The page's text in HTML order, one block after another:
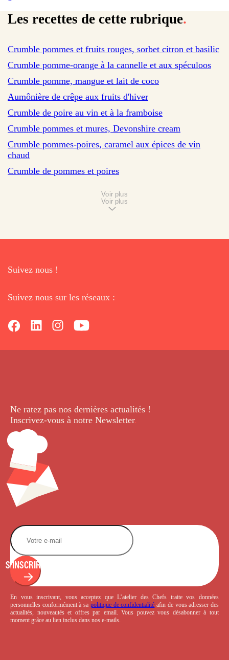
Les recettes de cette rubrique.
Crumble pommes et fruits rouges, sorbet citron et basilic
sur 114 avis
Crumble pomme-orange à la cannelle et aux spéculoos
sur 163 avis
Crumble pomme, mangue et lait de coco
sur 179 avis
Aumônière de crêpe aux fruits d'hiver
sur 29 avis
Crumble de poire au vin et à la framboise
sur 39 avis
Crumble pommes et mures, Devonshire cream
sur 224 avis
Crumble pommes-poires, caramel aux épices de vin
chaud
sur 122 avis
Crumble de pommes et poires
Voir plus
Voir plus
Suivez nous !
Suivez nous sur les réseaux :
Ne ratez pas nos dernières actualités !
Inscrivez-vous à notre Newsletter.
S'INSCRIRE
En vous inscrivant, vous acceptez que L’atelier des Chefs traite vos données
personnelles conformément à sa politique de confidentialité afin de vous adresser des
actualités, nouveautés et offres par email. Vous pouvez vous désabonner à tout
moment grâce au lien inclus dans nos e-mails.